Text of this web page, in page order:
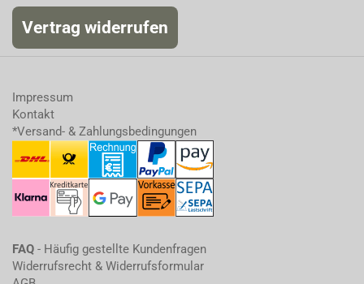
Vertrag widerrufen
Impressum
Kontakt
*Versand- & Zahlungsbedingungen
FAQ - Häufig gestellte Kundenfragen
Widerrufsrecht & Widerrufsformular